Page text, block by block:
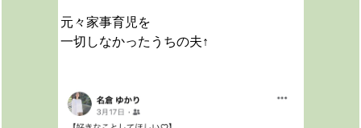
元々家事育児を
一切しなかったうちの夫↑